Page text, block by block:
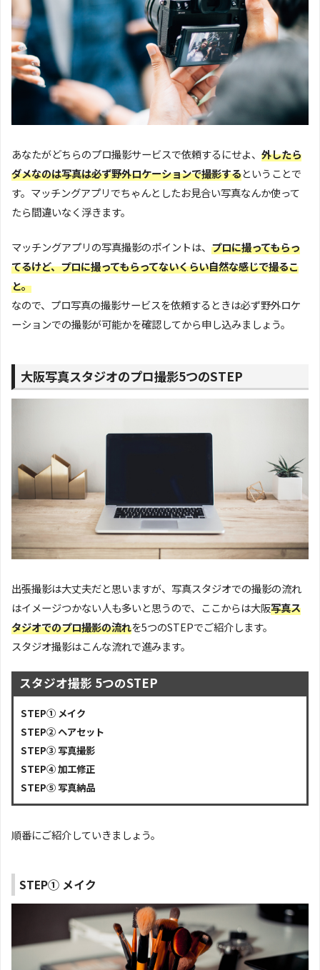
あなたがどちらのプロ撮影サービスで依頼するにせよ、 外したら
ダメなのは写真は必ず野外ロケーションで撮影するということで
す。マッチングアプリでちゃんとしたお見合い写真なんか使って
たら間違いなく浮きます。
マッチングアプリの写真撮影のポイントは、 プロに撮ってもらっ
てるけど、プロに撮ってもらってないくらい自然な感じで撮るこ
と。
なので、プロ写真の撮影サービスを依頼するときは必ず野外ロケ
ーションでの撮影が可能かを確認してから申し込みましょう。
大阪写真スタジオのプロ撮影5つのSTEP
出張撮影は大丈夫だと思いますが、写真スタジオでの撮影の流れ
はイメージつかない人も多いと思うので、ここからは大阪写真ス
タジオでのプロ撮影の流れを5つのSTEPでご紹介します。
スタジオ撮影はこんな流れで進みます。
スタジオ撮影 5つのSTEP
STEP① メイク
STEP② ヘアセット
STEP③ 写真撮影
STEP④ 加工修正
STEP⑤ 写真納品
順番にご紹介していきましょう。
STEP① メイク